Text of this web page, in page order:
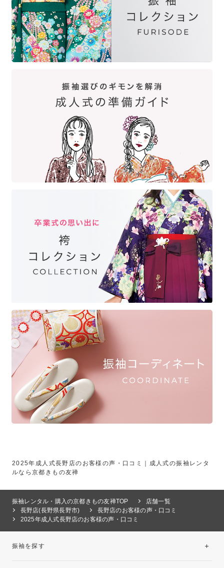
2025年成人式長野店のお客様の声・口コミ｜成人式の振袖レンタ
ルなら京都きもの友禅
振袖レンタル・購入の京都きもの友禅TOP
店舗一覧
長野店(長野県長野市)
長野店のお客様の声・口コミ
2025年成人式長野店のお客様の声・口コミ
振袖を探す